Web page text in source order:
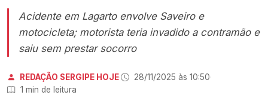
Acidente em Lagarto envolve Saveiro e
motocicleta; motorista teria invadido a contramão e
saiu sem prestar socorro
REDAÇÃO SERGIPE HOJE· 28/11/2025 às 10:50·
1 min de leitura